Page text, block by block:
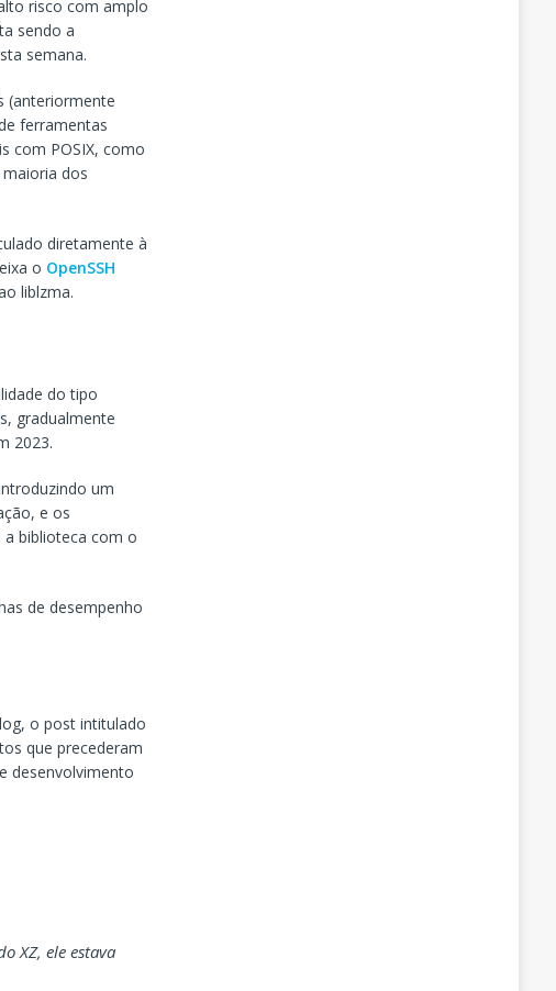
risco com amplo
sendo a
semana.
(anteriormente
ferramentas
com POSIX, como
dos
diretamente à
o OpenSSH
liblzma.
do tipo
gradualmente
2023.
um
e os
biblioteca com o
de desempenho
o post intitulado
que precederam
desenvolvimento
XZ, ele estava